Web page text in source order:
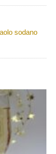
sodano